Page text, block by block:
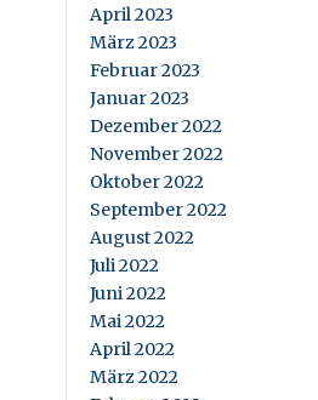
April 2023
März 2023
Februar 2023
Januar 2023
Dezember 2022
November 2022
Oktober 2022
September 2022
August 2022
Juli 2022
Juni 2022
Mai 2022
April 2022
März 2022